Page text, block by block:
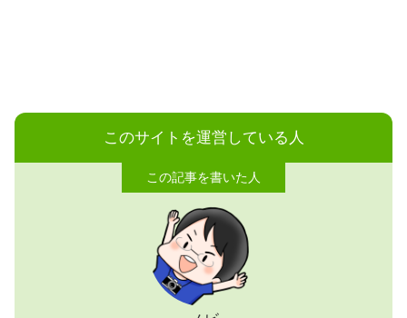
このサイトを運営している人